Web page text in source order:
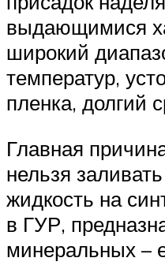
выдающимися
широкий
температур,
пленка, долгий
Главная
нельзя
жидкость на
в ГУР,
минеральных –